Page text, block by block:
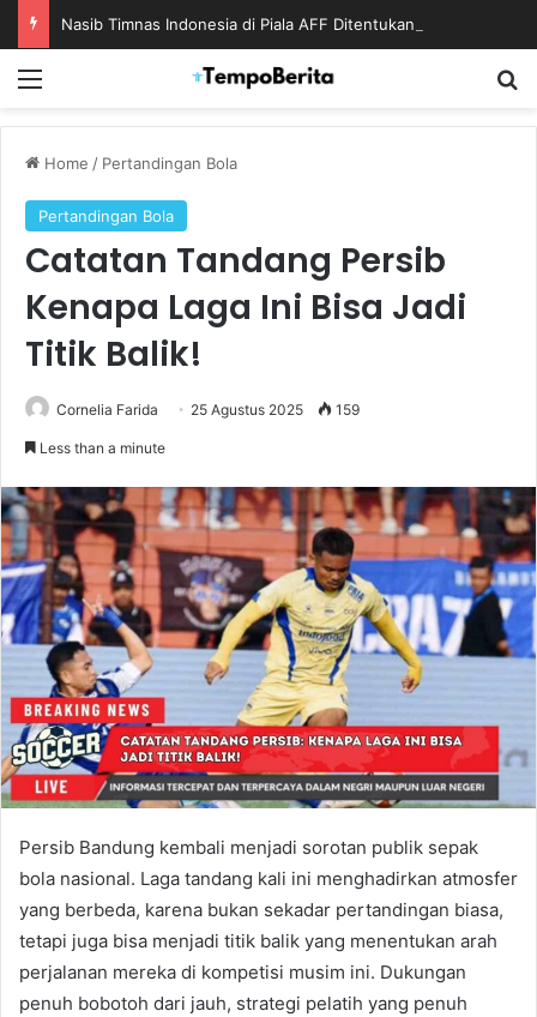
Home / Pertandingan Bola
Pertandingan Bola
Catatan Tandang Persib
Kenapa Laga Ini Bisa Jadi
Titik Balik!
Cornelia Farida 25 Agustus 2025 159
Less than a minute
Persib Bandung kembali menjadi sorotan publik sepak
bola nasional. Laga tandang kali ini menghadirkan atmosfer
yang berbeda, karena bukan sekadar pertandingan biasa,
tetapi juga bisa menjadi titik balik yang menentukan arah
perjalanan mereka di kompetisi musim ini. Dukungan
penuh bobotoh dari jauh, strategi pelatih yang penuh